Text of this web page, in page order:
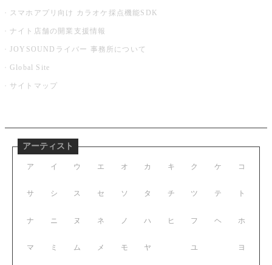
スマホアプリ向け カラオケ採点機能SDK
ナイト店舗の開業支援情報
JOYSOUNDライバー 事務所について
Global Site
サイトマップ
アーティスト
ア イ ウ エ オ
サ シ ス セ ソ
ナ ニ ヌ ネ ノ
マ ミ ム メ モ
カ キ ク ケ コ
タ チ ツ テ ト
ハ ヒ フ ヘ ホ
ヤ ユ ヨ